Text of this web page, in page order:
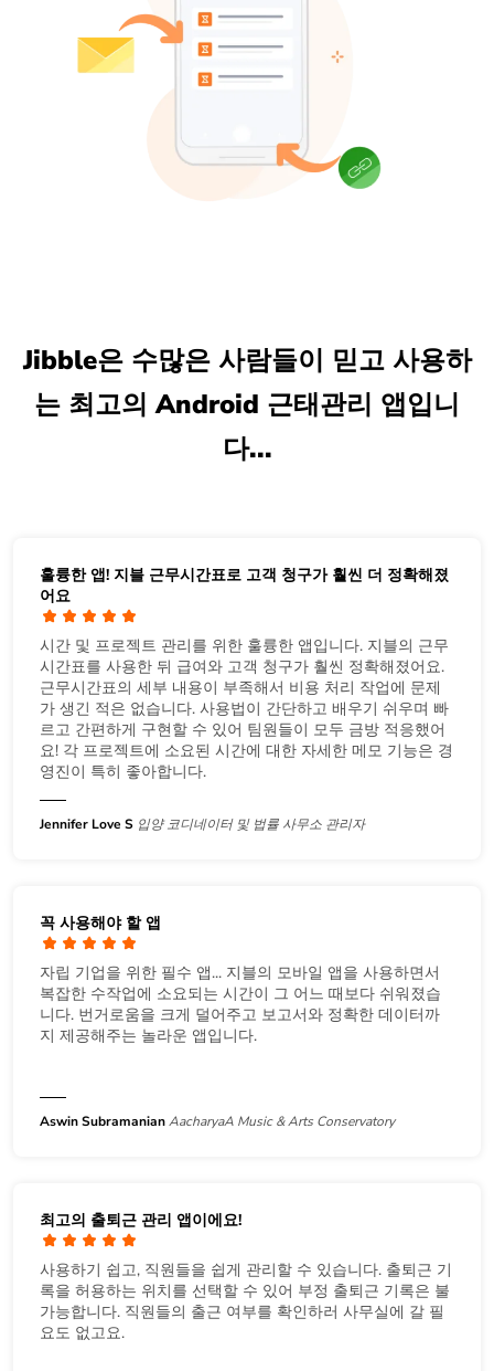
Jibble은 수많은 사람들이 믿고 사용하
는 최고의 Android 근태관리 앱입니
다...
훌륭한 앱! 지블 근무시간표로 고객 청구가 훨씬 더 정확해졌
어요
시간 및 프로젝트 관리를 위한 훌륭한 앱입니다. 지블의 근무
시간표를 사용한 뒤 급여와 고객 청구가 훨씬 정확해졌어요.
근무시간표의 세부 내용이 부족해서 비용 처리 작업에 문제
가 생긴 적은 없습니다. 사용법이 간단하고 배우기 쉬우며 빠
르고 간편하게 구현할 수 있어 팀원들이 모두 금방 적응했어
요! 각 프로젝트에 소요된 시간에 대한 자세한 메모 기능은 경
영진이 특히 좋아합니다.
Jennifer Love S 입양 코디네이터 및 법률 사무소 관리자
꼭 사용해야 할 앱
자립 기업을 위한 필수 앱... 지블의 모바일 앱을 사용하면서
복잡한 수작업에 소요되는 시간이 그 어느 때보다 쉬워졌습
니다. 번거로움을 크게 덜어주고 보고서와 정확한 데이터까
지 제공해주는 놀라운 앱입니다.
Aswin SubramanianAacharyaA Music & Arts Conservatory
최고의 출퇴근 관리 앱이에요!
사용하기 쉽고, 직원들을 쉽게 관리할 수 있습니다. 출퇴근 기
록을 허용하는 위치를 선택할 수 있어 부정 출퇴근 기록은 불
가능합니다. 직원들의 출근 여부를 확인하러 사무실에 갈 필
요도 없고요.